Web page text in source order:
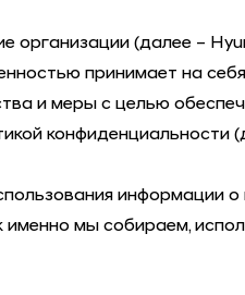
организации (далее –
принимает на
и меры с целью
конфиденциальности
информации
именно мы собираем,